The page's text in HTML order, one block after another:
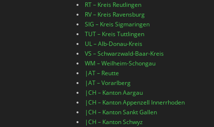
RT – Kreis Reutlingen
RV – Kreis Ravensburg
SIG – Kreis Sigmaringen
TUT – Kreis Tuttlingen
UL – Alb-Donau-Kreis
VS – Schwarzwald-Baar-Kreis
WM – Weilheim-Schongau
|AT – Reutte
|AT – Vorarlberg
|CH – Kanton Aargau
|CH – Kanton Appenzell Innerrhoden
|CH – Kanton Sankt Gallen
|CH – Kanton Schwyz